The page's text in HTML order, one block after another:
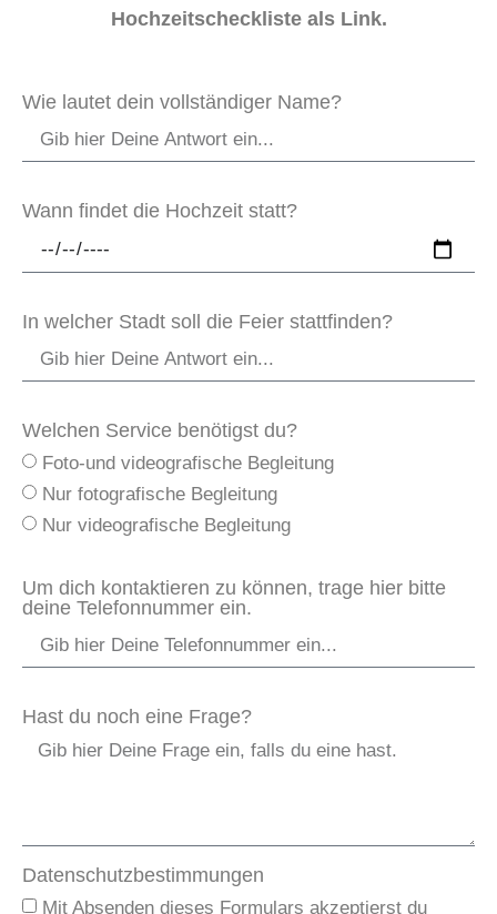
Hochzeitscheckliste als Link.
Wie lautet dein vollständiger Name?
Wann findet die Hochzeit statt?
In welcher Stadt soll die Feier stattfinden?
Welchen Service benötigst du?
Foto-und videografische Begleitung
Nur fotografische Begleitung
Nur videografische Begleitung
Um dich kontaktieren zu können, trage hier bitte
deine Telefonnummer ein.
Hast du noch eine Frage?
Datenschutzbestimmungen
Mit Absenden dieses Formulars akzeptierst du